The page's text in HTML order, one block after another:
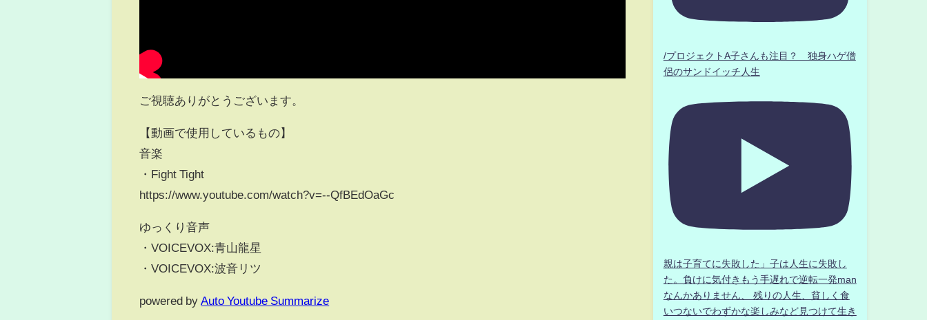
ご視聴ありがとうございます。
【動画で使用しているもの】
音楽
・Fight Tight
https://www.youtube.com/watch?v=--QfBEdOaGc
ゆっくり音声
・VOICEVOX:青山龍星
・VOICEVOX:波音リツ
powered by Auto Youtube Summarize
/プロジェクトA子さんも注目？ 独身ハゲ僧
侶のサンドイッチ人生
親は子育てに失敗した」子は人生に失敗し
た。負けに気付きもう手遅れで逆転一発man
なんかありません、 残りの人生、貧しく食
いつないでわずかな楽しみなど見つけて生き